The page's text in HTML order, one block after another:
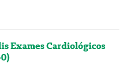
Exames Cardiológicos